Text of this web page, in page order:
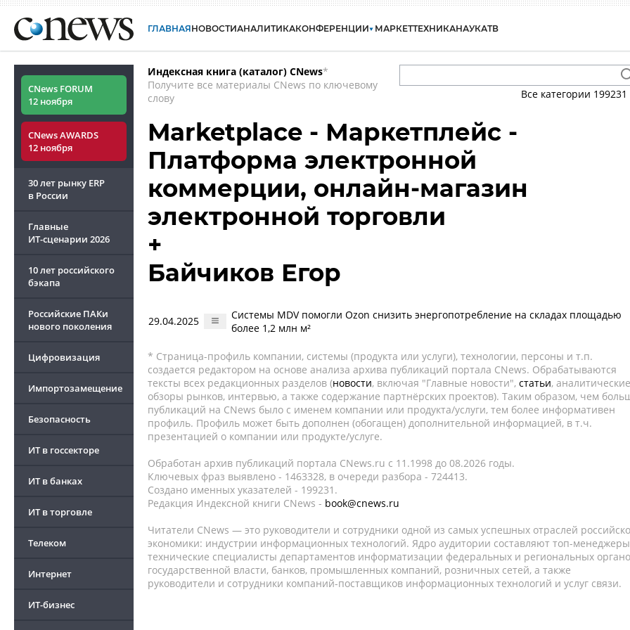
ГЛАВНАЯНОВОСТИАНАЛИТИКАКОНФЕРЕНЦИИ МАРКЕТТЕХНИКАНАУКАТВ
CNews FORUM
12 ноября
CNews AWARDS
12 ноября
30 лет рынку ERP
в России
Главные
ИТ-сценарии 2026
10 лет российского
бэкапа
Российские ПАКи
нового поколения
Цифровизация
Импортозамещение
Безопасность
ИТ в госсекторе
ИТ в банках
ИТ в торговле
Телеком
Интернет
ИТ-бизнес
Индексная книга (каталог) CNews*
Получите все материалы CNews по ключевому
слову
Все категории 199231
Marketplace - Маркетплейс -
Платформа электронной
коммерции, онлайн-магазин
электронной торговли
+
Байчиков Егор
29.04.2025
Системы MDV помогли Ozon снизить энергопотребление на складах площадью
более 1,2 млн м²
* Страница-профиль компании, системы (продукта или услуги), технологии, персоны и т.п.
создается редактором на основе анализа архива публикаций портала CNews. Обрабатываются
тексты всех редакционных разделов (новости, включая "Главные новости", статьи, аналитические
обзоры рынков, интервью, а также содержание партнёрских проектов). Таким образом, чем
публикаций на CNews было с именем компании или продукта/услуги, тем более информативен
профиль. Профиль может быть дополнен (обогащен) дополнительной информацией, в т.ч.
презентацией о компании или продукте/услуге.
Обработан архив публикаций портала CNews.ru c 11.1998 до 08.2026 годы.
Ключевых фраз выявлено - 1463328, в очереди разбора - 724413.
Создано именных указателей - 199231.
Редакция Индексной книги CNews - book@cnews.ru
Читатели CNews — это руководители и сотрудники одной из самых успешных отраслей
экономики: индустрии информационных технологий. Ядро аудитории составляют топ-
технические специалисты департаментов информатизации федеральных и региональных
государственной власти, банков, промышленных компаний, розничных сетей, а также
руководители и сотрудники компаний-поставщиков информационных технологий и услуг связи.